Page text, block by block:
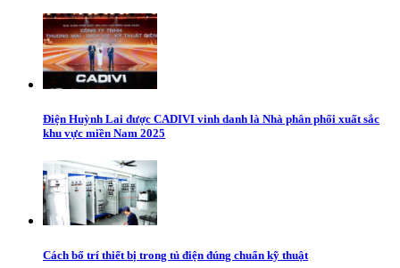
Điện Huỳnh Lai được CADIVI vinh danh là Nhà phân phối xuất sắc
khu vực miền Nam 2025
Cách bố trí thiết bị trong tủ điện đúng chuẩn kỹ thuật